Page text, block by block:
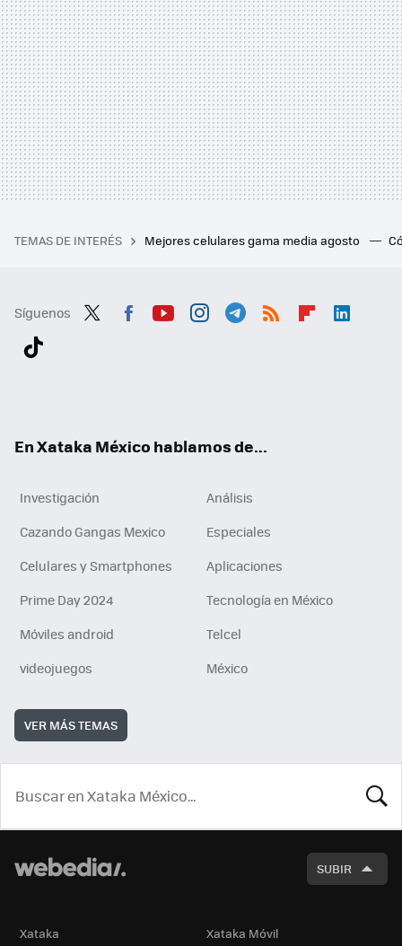
TEMAS DE INTERÉS Mejores celulares gama media agosto
Síguenos
En Xataka México hablamos de...
Investigación
Análisis
Cazando Gangas Mexico
Especiales
Celulares y Smartphones
Aplicaciones
Prime Day 2024
Tecnología en México
Móviles android
Telcel
videojuegos
México
VER MÁS TEMAS
SUBIR
Xataka Xataka Móvil